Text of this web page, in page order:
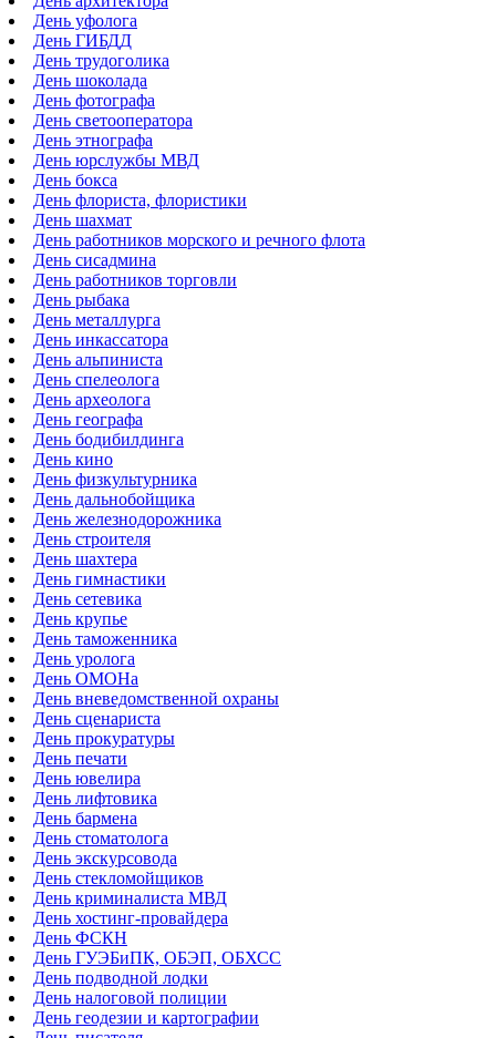
День уфолога
День ГИБДД
День трудоголика
День шоколада
День фотографа
День светооператора
День этнографа
День юрслужбы МВД
День бокса
День флориста, флористики
День шахмат
День работников морского и речного флота
День сисадмина
День работников торговли
День рыбака
День металлурга
День инкассатора
День альпиниста
День спелеолога
День археолога
День географа
День бодибилдинга
День кино
День физкультурника
День дальнобойщика
День железнодорожника
День строителя
День шахтера
День гимнастики
День сетевика
День крупье
День таможенника
День уролога
День ОМОНа
День вневедомственной охраны
День сценариста
День прокуратуры
День печати
День ювелира
День лифтовика
День бармена
День стоматолога
День экскурсовода
День стекломойщиков
День криминалиста МВД
День хостинг-провайдера
День ФСКН
День ГУЭБиПК, ОБЭП, ОБХСС
День подводной лодки
День налоговой полиции
День геодезии и картографии